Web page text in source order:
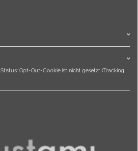
Status: Opt-Out-Cookie ist nicht gesetzt (Tracking